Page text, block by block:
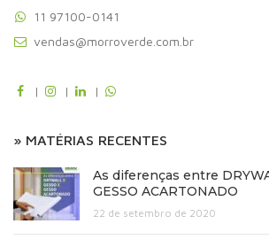
11 97100-0141
vendas@morroverde.com.br
| | |
» MATÉRIAS RECENTES
As diferenças entre
GESSO ACARTONADO
22 de setembro de 2020